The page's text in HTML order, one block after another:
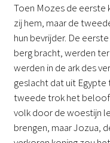
Toen Mozes de eerste
zij hem, maar de
hun bevrijder. De
berg bracht, werden
werden in de ark des
geslacht dat uit
tweede trok het
volk door de woestijn
brengen, maar Jozua,